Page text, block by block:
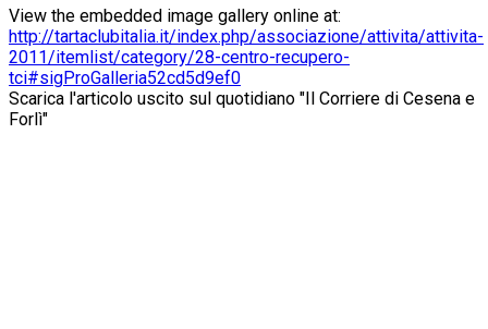
View the embedded image gallery online at:
http://tartaclubitalia.it/index.php/associazione/attivita/attivita-
2011/itemlist/category/28-centro-recupero-
tci#sigProGalleria52cd5d9ef0
Scarica l'articolo uscito sul quotidiano "Il Corriere di Cesena e
Forlì"